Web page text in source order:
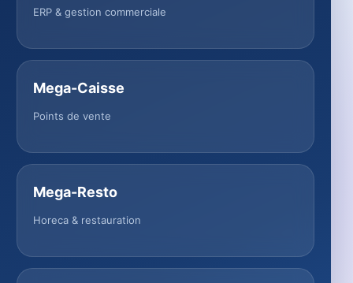
ERP & gestion commerciale
Mega-Caisse
Points de vente
Mega-Resto
Horeca & restauration